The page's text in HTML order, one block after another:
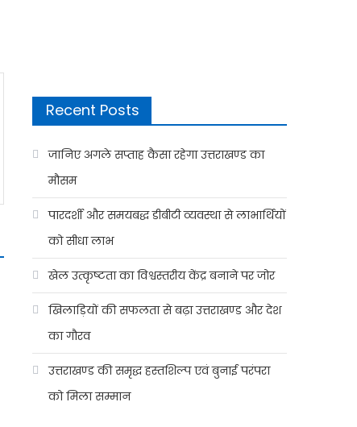
Recent Posts
जानिए अगले सप्ताह कैसा रहेगा उत्तराखण्ड का
मौसम
पारदर्शी और समयबद्ध डीबीटी व्यवस्था से लाभार्थियों
को सीधा लाभ
खेल उत्कृष्टता का विश्वस्तरीय केंद्र बनाने पर जोर
खिलाड़ियों की सफलता से बढ़ा उत्तराखण्ड और देश
का गौरव
उत्तराखण्ड की समृद्ध हस्तशिल्प एवं बुनाई परंपरा
को मिला सम्मान